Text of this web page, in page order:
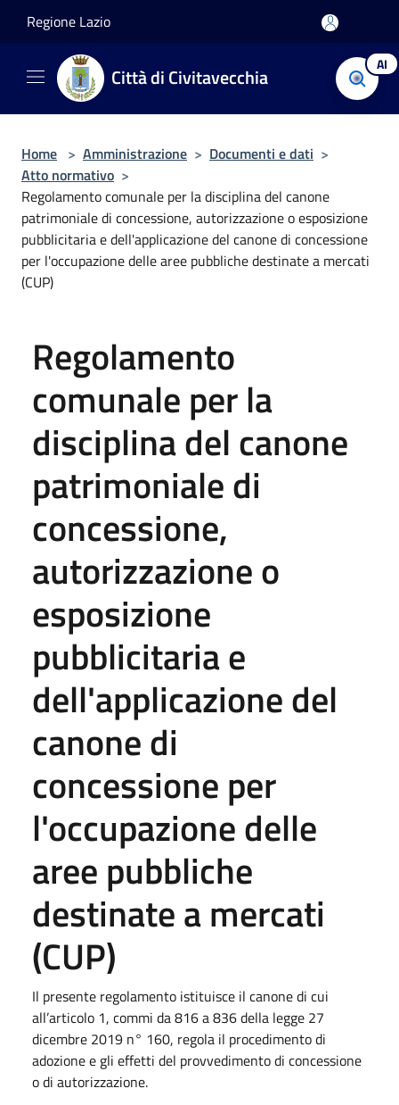
Regione Lazio
Città di Civitavecchia AI
Home > Amministrazione > Documenti e dati >
Atto normativo >
Regolamento comunale per la disciplina del canone
patrimoniale di concessione, autorizzazione o esposizione
pubblicitaria e dell'applicazione del canone di concessione
per l'occupazione delle aree pubbliche destinate a mercati
(CUP)
Regolamento
comunale per la
disciplina del canone
patrimoniale di
concessione,
autorizzazione o
esposizione
pubblicitaria e
dell'applicazione del
canone di
concessione per
l'occupazione delle
aree pubbliche
destinate a mercati
(CUP)
Il presente regolamento istituisce il canone di cui
all’articolo 1, commi da 816 a 836 della legge 27
dicembre 2019 n° 160, regola il procedimento di
adozione e gli effetti del provvedimento di concessione
o di autorizzazione.